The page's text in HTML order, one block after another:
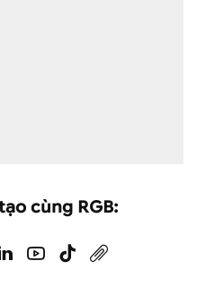
cùng RGB: